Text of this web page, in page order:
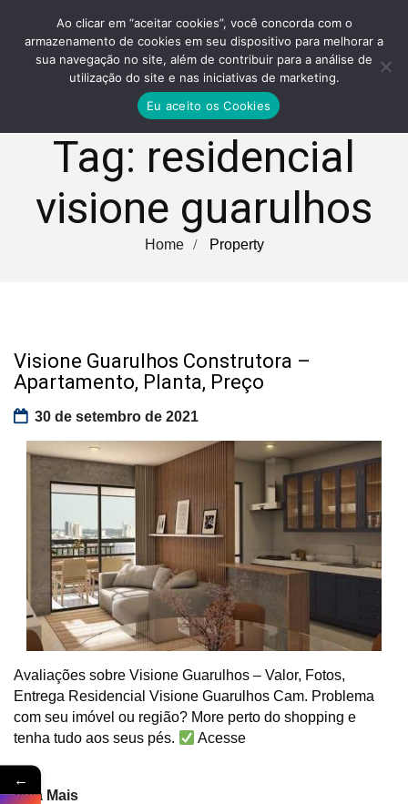
Tag: residencial
visione guarulhos
Home Property
Visione Guarulhos Construtora –
Apartamento, Planta, Preço
30 de setembro de 2021
Avaliações sobre Visione Guarulhos – Valor, Fotos,
Entrega Residencial Visione Guarulhos Cam. Problema
com seu imóvel ou região? More perto do shopping e
tenha tudo aos seus pés.
Acesse
Veja Mais
←
Ao clicar em “aceitar cookies”, você concorda com o
armazenamento de cookies em seu dispositivo para melhorar a
sua navegação no site, além de contribuir para a análise de
utilização do site e nas iniciativas de marketing.
Eu aceito os Cookies